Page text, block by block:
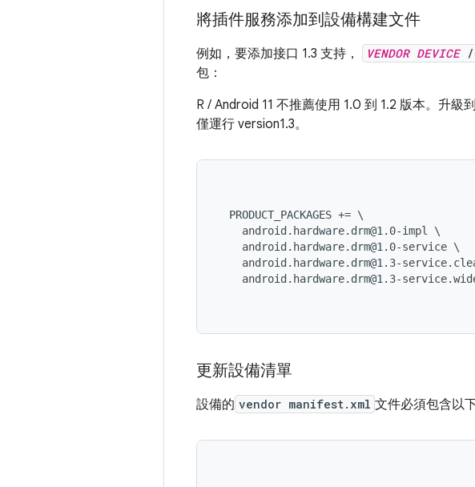
將插件服務添加到設備構建文件
例如，要添加接口 1.3 支持， VENDOR DEVICE/
包：
R / Android 11 不推薦使用 1.0 到 1.2 版本。升
僅運行 version1.3。
  PRODUCT_PACKAGES += \
    android.hardware.drm@1.0-impl \
    android.hardware.drm@1.0-service \
android.hardware.drm@1.3-
更新設備清單
設備的 vendor manifest.xml 文件必須包含以